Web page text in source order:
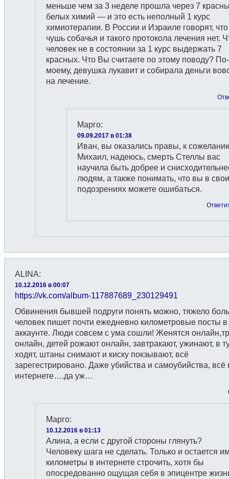
меньше чем за 3 неделе прошла через 7
белых химий — и это есть неполный 1 курс
химиотерапии. В России и Израиле говорят, что
чушь собачья и такого протокола лечения нет.
человек не в состоянии за 1 курс выдержать 7
красных. Что Вы считаете по этому поводу? По-
моему, девушка лукавит и собирала деньги
на лечение.
Марго:
09.09.2017 в 01:38
Иван, вы оказались правы, к
Михаил, надеюсь, смерть Стеллы вас
научила быть добрее и
людям, а также понимать, что вы в
подозрениях можете ошибаться.
ALINA:
10.12.2016 в 00:07
https://vk.com/album-117887689_230129491
Обвинения бывшей подруги понять можно, тяжело
человек пишет почти ежедневно километровые посты
аккаунте. Люди совсем с ума сошли! Женятся
онлайн, детей рожают онлайн, завтракают, ужинают, в
ходят, штаны снимают и киску покзывают, всё
зарегестрировано. Даже убийства и самоубийства, всё
интернете….да уж…
Марго:
10.12.2016 в 01:13
Алина, а если с другой стороны глянуть?
Человеку шага не сделать. Только и остается
километры в интернете строчить, хотя бы
опосредованно ощущая себя в эпицентре